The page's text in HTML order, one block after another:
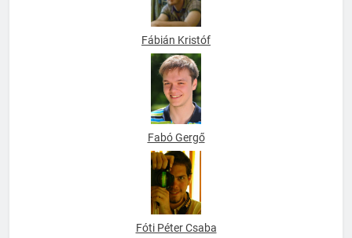
Fábián Kristóf
Fabó Gergő
Fóti Péter Csaba